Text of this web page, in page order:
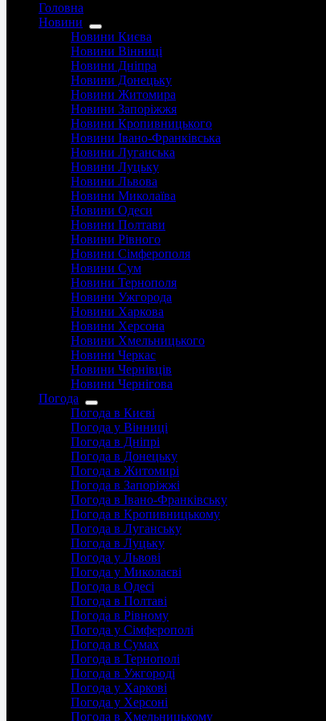
Головна
Новини
Новини Києва
Новини Вінниці
Новини Дніпра
Новини Донецьку
Новини Житомира
Новини Запоріжжя
Новини Кропивницького
Новини Івано-Франківська
Новини Луганська
Новини Луцьку
Новини Львова
Новини Миколаїва
Новини Одеси
Новини Полтави
Новини Рівного
Новини Сімферополя
Новини Сум
Новини Тернополя
Новини Ужгорода
Новини Харкова
Новини Херсона
Новини Хмельницького
Новини Черкас
Новини Чернівців
Новини Чернігова
Погода
Погода в Києві
Погода у Вінниці
Погода в Дніпрі
Погода в Донецьку
Погода в Житомирі
Погода в Запоріжжі
Погода в Івано-Франківську
Погода в Кропивницькому
Погода в Луганську
Погода в Луцьку
Погода у Львові
Погода у Миколаєві
Погода в Одесі
Погода в Полтаві
Погода в Рівному
Погода у Сімферополі
Погода в Сумах
Погода в Тернополі
Погода в Ужгороді
Погода у Харкові
Погода у Херсоні
Погода в Хмельницькому